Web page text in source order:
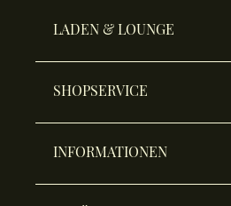
LADEN & LOUNGE
SHOPSERVICE
INFORMATIONEN